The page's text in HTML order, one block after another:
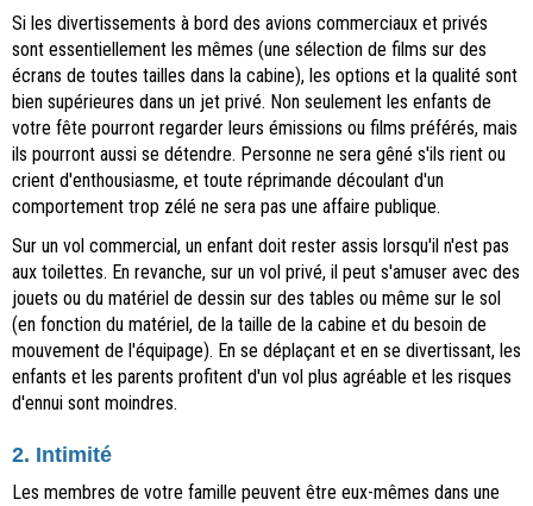
Si les divertissements à bord des avions commerciaux et privés
sont essentiellement les mêmes (une sélection de films sur des
écrans de toutes tailles dans la cabine), les options et la qualité sont
bien supérieures dans un jet privé. Non seulement les enfants de
votre fête pourront regarder leurs émissions ou films préférés, mais
ils pourront aussi se détendre. Personne ne sera gêné s'ils rient ou
crient d'enthousiasme, et toute réprimande découlant d'un
comportement trop zélé ne sera pas une affaire publique.
Sur un vol commercial, un enfant doit rester assis lorsqu'il n'est pas
aux toilettes. En revanche, sur un vol privé, il peut s'amuser avec des
jouets ou du matériel de dessin sur des tables ou même sur le sol
(en fonction du matériel, de la taille de la cabine et du besoin de
mouvement de l'équipage). En se déplaçant et en se divertissant, les
enfants et les parents profitent d'un vol plus agréable et les risques
d'ennui sont moindres.
2. Intimité
Les membres de votre famille peuvent être eux-mêmes dans une